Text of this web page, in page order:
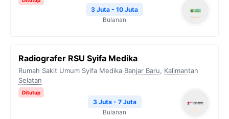
3 Juta - 10 Juta
Bulanan
Radiografer RSU Syifa Medika
Rumah Sakit Umum Syifa Medika Banjar Baru, Kalimantan
Selatan
Ditutup
3 Juta - 7 Juta
Bulanan